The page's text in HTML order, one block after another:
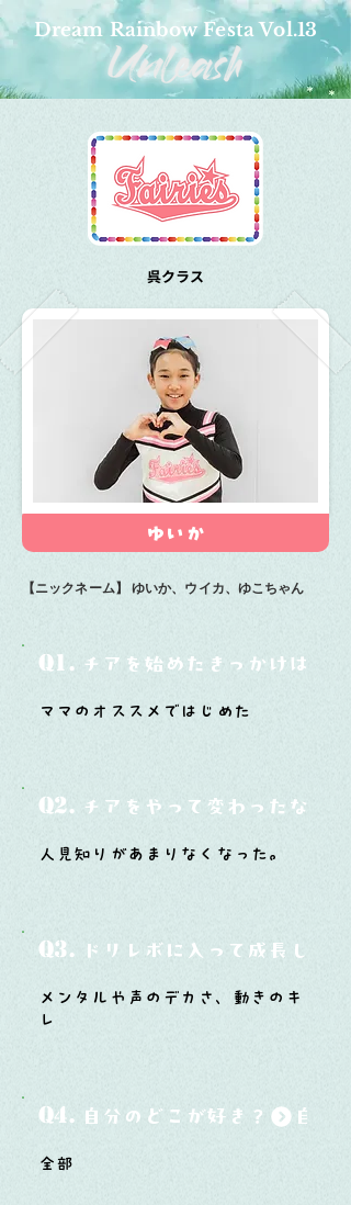
Dream Rainbow Festa Vol.13
呉クラス
ゆいか
【ニックネーム】 ゆいか、ウイカ、ゆこちゃん
Q1. チアを始めたきっかけは？
ママのオススメではじめた
Q2. チアをやって変わったなと思
人見知りがあまりなくなった。
Q3. ドリレボに入って成長した
メンタルや声のデカさ、動きのキ
レ
Q4. 自分のどこが好き？
全部